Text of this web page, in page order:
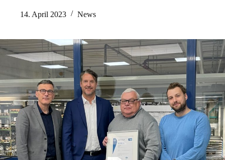
14. April 2023 News